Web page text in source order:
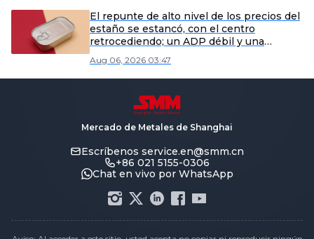
El repunte de alto nivel de los precios del
estaño se estancó, con el centro
retrocediendo; un ADP débil y una
[Revisión de mediodía del estaño de
SMM]
Aug 06, 2026 03:47
Mercado de Metales de Shanghai
Escríbenos service.en@smm.cn
+86 021 5155-0306
Chat en vivo por WhatsApp